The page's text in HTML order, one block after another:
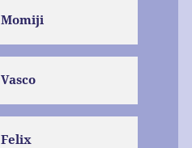
Momiji
Vasco
Felix